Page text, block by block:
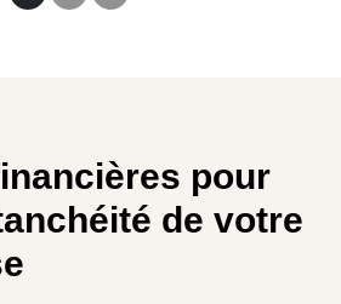
pour
de votre